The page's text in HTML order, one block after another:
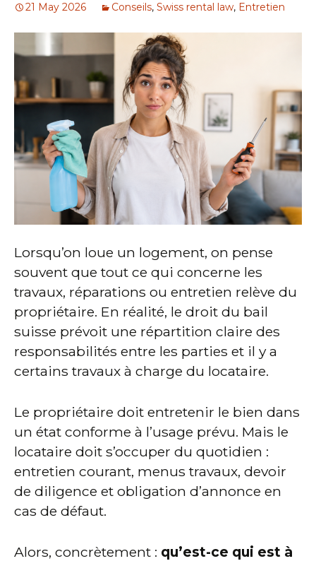
21 May 2026 Conseils, Swiss rental law, Entretien
Lorsqu’on loue un logement, on pense
souvent que tout ce qui concerne les
travaux, réparations ou entretien relève du
propriétaire. En réalité, le droit du bail
suisse prévoit une répartition claire des
responsabilités entre les parties et il y a
certains travaux à charge du locataire.
Le propriétaire doit entretenir le bien dans
un état conforme à l’usage prévu. Mais le
locataire doit s’occuper du quotidien :
entretien courant, menus travaux, devoir
de diligence et obligation d’annonce en
cas de défaut.
Alors, concrètement : qu’est-ce qui est à